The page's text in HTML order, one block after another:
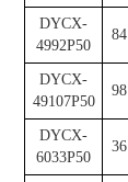
DYCX-
4992P50
84
DYCX-
49107P50
98
DYCX-
6033P50
36